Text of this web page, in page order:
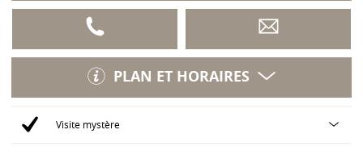
PLAN ET HORAIRES